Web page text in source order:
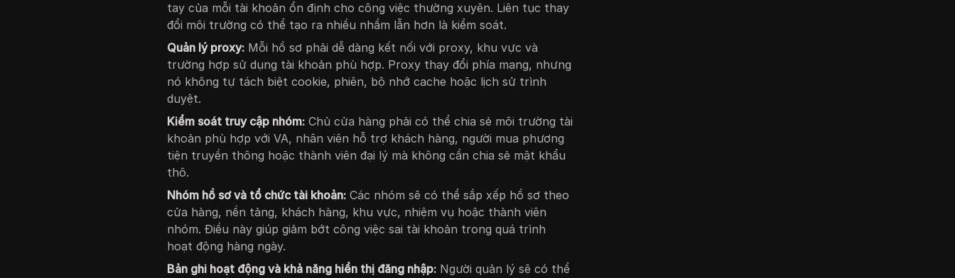
tay của mỗi tài khoản ổn định cho công việc thường xuyên. Liên tục thay
đổi môi trường có thể tạo ra nhiều nhầm lẫn hơn là kiểm soát.
Quản lý proxy: Mỗi hồ sơ phải dễ dàng kết nối với proxy, khu vực và
trường hợp sử dụng tài khoản phù hợp. Proxy thay đổi phía mạng, nhưng
nó không tự tách biệt cookie, phiên, bộ nhớ cache hoặc lịch sử trình
duyệt.
Kiểm soát truy cập nhóm: Chủ cửa hàng phải có thể chia sẻ môi trường tài
khoản phù hợp với VA, nhân viên hỗ trợ khách hàng, người mua phương
tiện truyền thông hoặc thành viên đại lý mà không cần chia sẻ mật khẩu
thô.
Nhóm hồ sơ và tổ chức tài khoản: Các nhóm sẽ có thể sắp xếp hồ sơ theo
cửa hàng, nền tảng, khách hàng, khu vực, nhiệm vụ hoặc thành viên
nhóm. Điều này giúp giảm bớt công việc sai tài khoản trong quá trình
hoạt động hàng ngày.
Bản ghi hoạt động và khả năng hiển thị đăng nhập: Người quản lý sẽ có thể